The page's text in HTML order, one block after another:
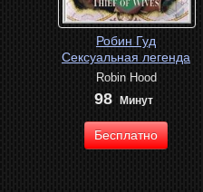
Робин Гуд
Сексуальная легенда
Robin Hood
98 Минут
Бесплатно